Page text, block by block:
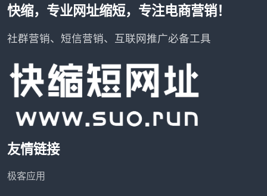
快缩，专业网址缩短，专注电商营销！
社群营销、短信营销、互联网推广必备工具
友情链接
极客应用